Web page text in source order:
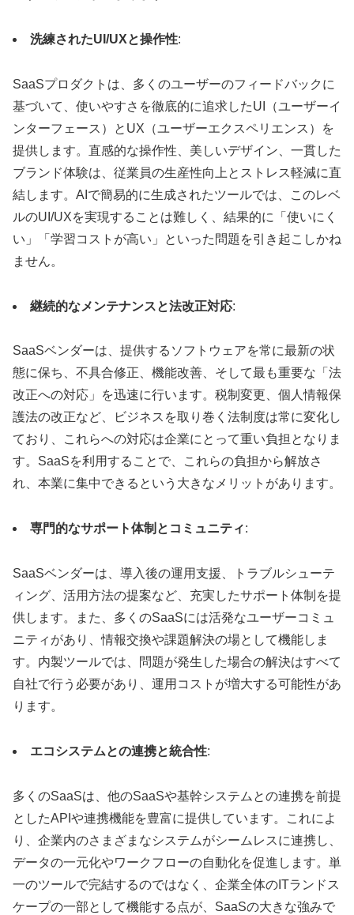
洗練されたUI/UXと操作性:
SaaSプロダクトは、多くのユーザーのフィードバックに
基づいて、使いやすさを徹底的に追求したUI（ユーザーイ
ンターフェース）とUX（ユーザーエクスペリエンス）を
提供します。直感的な操作性、美しいデザイン、一貫した
ブランド体験は、従業員の生産性向上とストレス軽減に直
結します。AIで簡易的に生成されたツールでは、このレベ
ルのUI/UXを実現することは難しく、結果的に「使いにく
い」「学習コストが高い」といった問題を引き起こしかね
ません。
継続的なメンテナンスと法改正対応:
SaaSベンダーは、提供するソフトウェアを常に最新の状
態に保ち、不具合修正、機能改善、そして最も重要な「法
改正への対応」を迅速に行います。税制変更、個人情報保
護法の改正など、ビジネスを取り巻く法制度は常に変化し
ており、これらへの対応は企業にとって重い負担となりま
す。SaaSを利用することで、これらの負担から解放さ
れ、本業に集中できるという大きなメリットがあります。
専門的なサポート体制とコミュニティ:
SaaSベンダーは、導入後の運用支援、トラブルシューテ
ィング、活用方法の提案など、充実したサポート体制を提
供します。また、多くのSaaSには活発なユーザーコミュ
ニティがあり、情報交換や課題解決の場として機能しま
す。内製ツールでは、問題が発生した場合の解決はすべて
自社で行う必要があり、運用コストが増大する可能性があ
ります。
エコシステムとの連携と統合性:
多くのSaaSは、他のSaaSや基幹システムとの連携を前提
としたAPIや連携機能を豊富に提供しています。これによ
り、企業内のさまざまなシステムがシームレスに連携し、
データの一元化やワークフローの自動化を促進します。単
一のツールで完結するのではなく、企業全体のITランドス
ケープの一部として機能する点が、SaaSの大きな強みで